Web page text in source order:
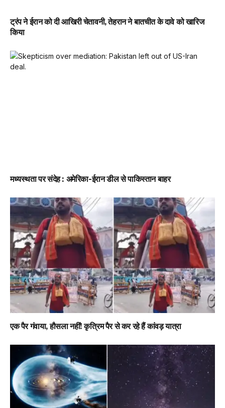
ट्रंप ने ईरान को दी आखिरी चेतावनी, तेहरान ने बातचीत के दावे को खारिज
किया
मध्यस्थता पर संदेह : अमेरिका-ईरान डील से पाकिस्तान बाहर
एक पैर गंवाया, हौसला नहीं! कृत्रिम पैर से कर रहे हैं कांवड़ यात्रा